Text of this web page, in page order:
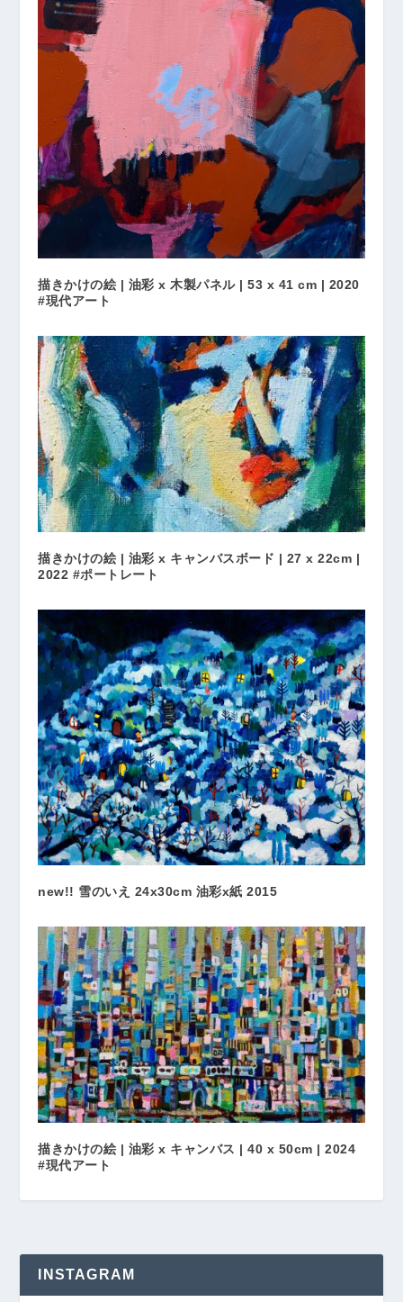
描きかけの絵 | 油彩 x 木製パネル | 53 x 41 cm | 2020
#現代アート
描きかけの絵 | 油彩 x キャンバスボード | 27 x 22cm |
2022 #ポートレート
new!! 雪のいえ 24x30cm 油彩x紙 2015
描きかけの絵 | 油彩 x キャンバス | 40 x 50cm | 2024
#現代アート
INSTAGRAM